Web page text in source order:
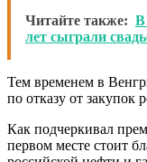
Читайте также: В
лет сыграли
Тем временем в
по отказу от закупок
Как подчеркивал
первом месте стоит